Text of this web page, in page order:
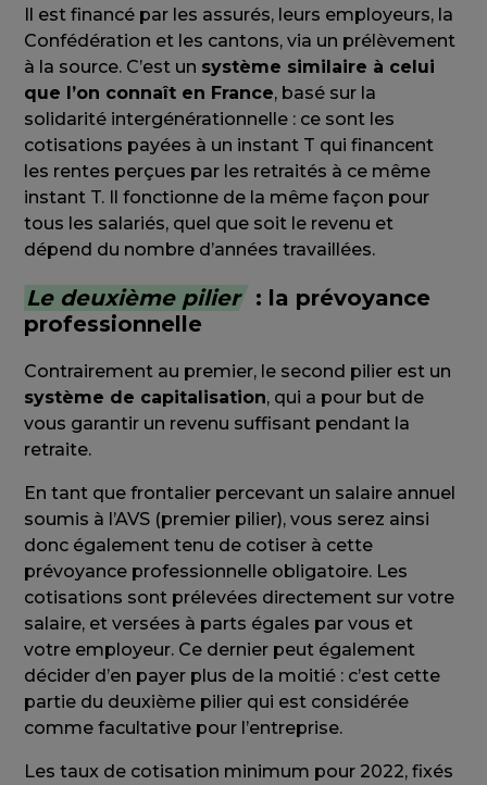
Il est financé par les assurés, leurs employeurs, la
Confédération et les cantons, via un prélèvement
à la source. C’est un système similaire à celui
que l’on connaît en France, basé sur la
solidarité intergénérationnelle : ce sont les
cotisations payées à un instant T qui financent
les rentes perçues par les retraités à ce même
instant T. Il fonctionne de la même façon pour
tous les salariés, quel que soit le revenu et
dépend du nombre d’années travaillées.
Le deuxième pilier
: la prévoyance
professionnelle
Contrairement au premier, le second pilier est un
système de capitalisation, qui a pour but de
vous garantir un revenu suffisant pendant la
retraite.
En tant que frontalier percevant un salaire annuel
soumis à l’AVS (premier pilier), vous serez ainsi
donc également tenu de cotiser à cette
prévoyance professionnelle obligatoire. Les
cotisations sont prélevées directement sur votre
salaire, et versées à parts égales par vous et
votre employeur. Ce dernier peut également
décider d’en payer plus de la moitié : c’est cette
partie du deuxième pilier qui est considérée
comme facultative pour l’entreprise.
Les taux de cotisation minimum pour 2022, fixés